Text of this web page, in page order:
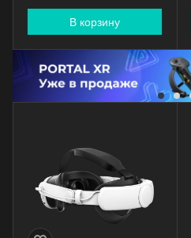
В корзину